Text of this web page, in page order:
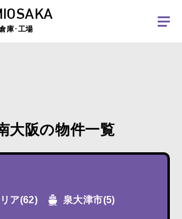
年8月8日(土)～8月16日(日)まで休業とさせていた
庫･工場
大阪の物件一覧
ア(62) 泉大津市(5)